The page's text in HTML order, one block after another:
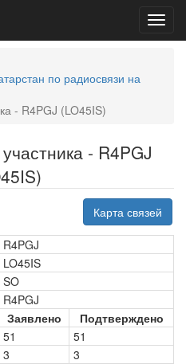
по радиосвязи на
- R4PGJ (LO45IS)
- R4PGJ
Карта связей
R4PGJ
LO45IS
SO
R4PGJ
Заявлено
Подтверждено
51
51
3
3